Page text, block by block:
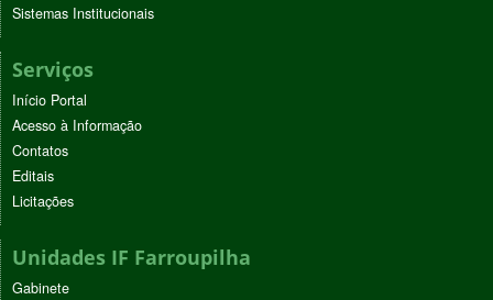
Sistemas Institucionais
Serviços
Início Portal
Acesso à Informação
Contatos
Editais
Licitações
Unidades IF Farroupilha
Gabinete